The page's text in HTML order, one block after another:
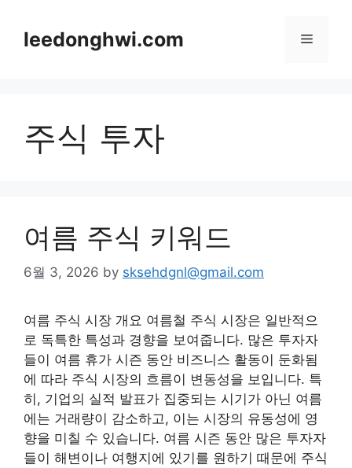
contentleedonghwi.com Menu
주식 투자
여름 주식 키워드
6월 3, 2026 by sksehdgnl@gmail.com
여름 주식 시장 개요 여름철 주식 시장은 일반적으
로 독특한 특성과 경향을 보여줍니다. 많은 투자자
들이 여름 휴가 시즌 동안 비즈니스 활동이 둔화됨
에 따라 주식 시장의 흐름이 변동성을 보입니다. 특
히, 기업의 실적 발표가 집중되는 시기가 아닌 여름
에는 거래량이 감소하고, 이는 시장의 유동성에 영
향을 미칠 수 있습니다. 여름 시즌 동안 많은 투자자
들이 해변이나 여행지에 있기를 원하기 때문에 주식